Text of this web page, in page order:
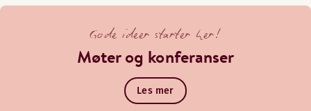
Gode ideer starter her!
Møter og konferanser
Les mer